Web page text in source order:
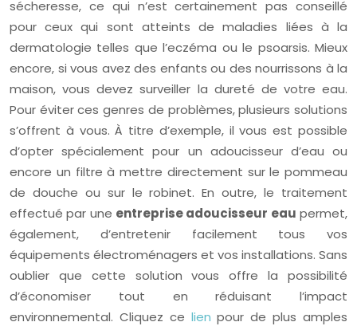
sécheresse, ce qui n’est certainement pas conseillé
pour ceux qui sont atteints de maladies liées à la
dermatologie telles que l’eczéma ou le psoarsis. Mieux
encore, si vous avez des enfants ou des nourrissons à la
maison, vous devez surveiller la dureté de votre eau.
Pour éviter ces genres de problèmes, plusieurs solutions
s’offrent à vous. À titre d’exemple, il vous est possible
d’opter spécialement pour un adoucisseur d’eau ou
encore un filtre à mettre directement sur le pommeau
de douche ou sur le robinet. En outre, le traitement
effectué par une entreprise adoucisseur eau permet,
également, d’entretenir facilement tous vos
équipements électroménagers et vos installations. Sans
oublier que cette solution vous offre la possibilité
d’économiser tout en réduisant l’impact
environnemental. Cliquez ce lien pour de plus amples